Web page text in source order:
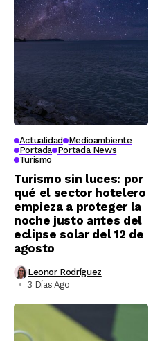
Actualidad
Medioambiente
Portada Portada News
Turismo
Turismo sin luces: por
qué el sector hotelero
empieza a proteger la
noche justo antes del
eclipse solar del 12 de
agosto
Leonor Rodríguez
3 Días Ago